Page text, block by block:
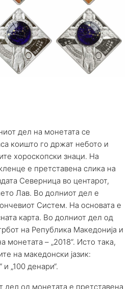
дел на монетата се
коишто го држат небото и
хороскопски знаци. На
е претставена слика на
Северница во центарот,
Лав. Во долниот дел е
Систем. На основата е
карта. Во долниот дел од
на Република Македонија и
монетата – „2018“. Исто така,
на македонски јазик:
„100 денари“.
дел од монетата е претставена